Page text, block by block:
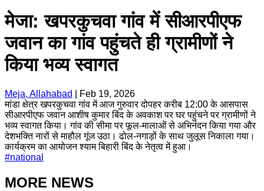
मेजा: खपरकुचवा गांव में सीआरपीएफ
जवान का गांव पहुंचते ही ग्रामीणों ने
किया भव्य स्वागत
Meja, Allahabad
Feb 19, 2026
मांडा क्षेत्र खपरकुचवा गांव में आज गुरुवार दोपहर करीब 12:00 के आसपास
सीआरपीएफ जवान आशीष कुमार बिंद के अवकाश पर घर पहुंचने पर ग्रामीणों ने
भव्य स्वागत किया। गांव की सीमा पर फूल-मालाओं से अभिनंदन किया गया और
देशभक्ति नारों से माहौल गूंज उठा। ढोल-नगाड़ों के साथ जुलूस निकाला गया।
कार्यक्रम का आयोजन श्याम बिहारी बिंद के नेतृत्व में हुआ।
#national
MORE NEWS